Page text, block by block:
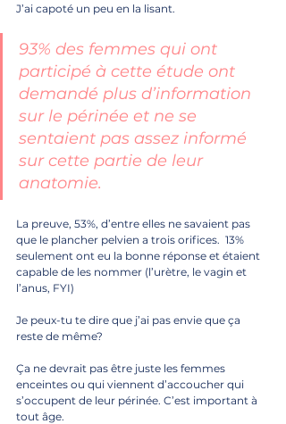
J’ai capoté un peu en la lisant.
93% des femmes qui ont
participé à cette étude ont
demandé plus d’information
sur le périnée et ne se
sentaient pas assez informé
sur cette partie de leur
anatomie.
La preuve, 53%, d’entre elles ne savaient pas
que le plancher pelvien a trois orifices.  13%
seulement ont eu la bonne réponse et étaient
capable de les nommer (l’urètre, le vagin et
l’anus, FYI)
Je peux-tu te dire que j’ai pas envie que ça
reste de même?
Ça ne devrait pas être juste les femmes
enceintes ou qui viennent d’accoucher qui
s’occupent de leur périnée. C’est important à
tout âge.